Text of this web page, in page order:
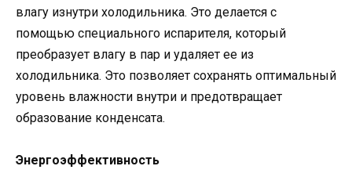
влагу изнутри холодильника. Это делается с
помощью специального испарителя, который
преобразует влагу в пар и удаляет ее из
холодильника. Это позволяет сохранять оптимальный
уровень влажности внутри и предотвращает
образование конденсата.
Энергоэффективность